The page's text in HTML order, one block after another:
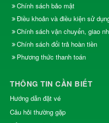
Chính sách bảo mật
Điều khoản và điều kiện sử
Chính sách vận chuyển, giao
Chính sách đổi trả hoàn tiền
Phương thức thanh toán
THÔNG TIN CẦN BIẾT
Hướng dẫn đặt vé
Câu hỏi thường gặp